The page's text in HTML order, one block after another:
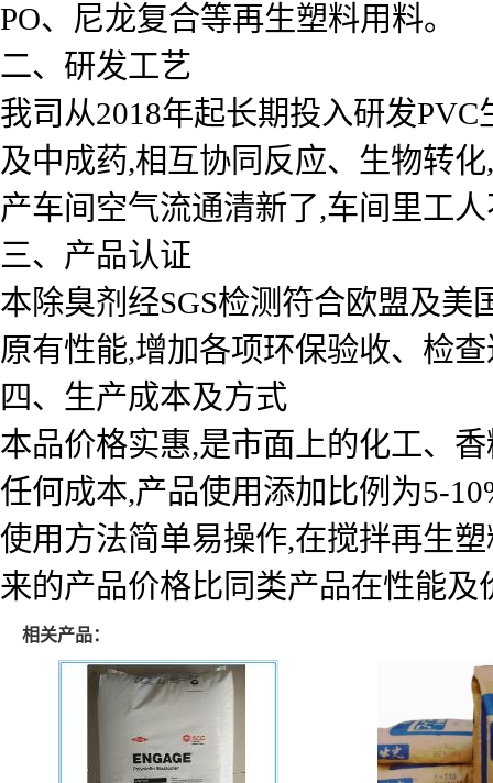
PO、尼龙复合等再生塑料用料。
二、研发工艺
我司从2018年起长期投入研发
及中成药,相互协同反应、生物转
产车间空气流通清新了,车间里工
三、产品认证
本除臭剂经SGS检测符合欧盟及
原有性能,增加各项环保验收、检
四、生产成本及方式
本品价格实惠,是市面上的化工、
任何成本,产品使用添加比例为5-
使用方法简单易操作,在搅拌再生
来的产品价格比同类产品在性能
相关产品：